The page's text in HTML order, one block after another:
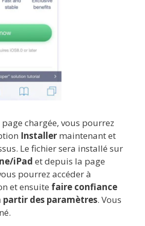
chargée, vous pourrez
Installer maintenant et
Le fichier sera installé sur
iPad et depuis la page
pourrez accéder à
et ensuite faire confiance
partir des paramètres. Vous